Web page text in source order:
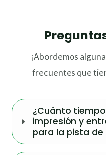
¡Abordemos
frecuentes que
¿Cuánto
impresión y
para la pista de